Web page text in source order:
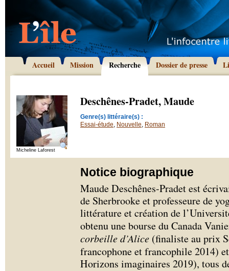
Accueil Mission Recherche Dossier de presse
Micheline Laforest
Deschênes-Pradet, Maude
Genre(s) littéraire(s) :
Essai-étude, Nouvelle, Roman
Notice biographique
Maude Deschênes-Pradet est
de Sherbrooke et professeure de
littérature et création de
obtenu une bourse du Canada
corbeille d’Alice (finaliste au prix
francophone et francophile 2014)
Horizons imaginaires 2019), tous